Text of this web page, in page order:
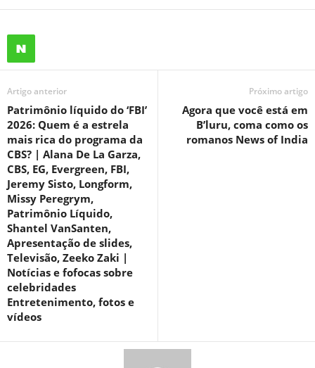
Artigo anterior
Patrimônio líquido do ‘FBI’
2026: Quem é a estrela
mais rica do programa da
CBS? | Alana De La Garza,
CBS, EG, Evergreen, FBI,
Jeremy Sisto, Longform,
Missy Peregrym,
Patrimônio Líquido,
Shantel VanSanten,
Apresentação de slides,
Televisão, Zeeko Zaki |
Notícias e fofocas sobre
celebridades
Entretenimento, fotos e
vídeos
Próximo artigo
Agora que você está em
B’luru, coma como os
romanos News of India